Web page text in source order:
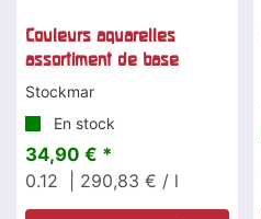
Couleurs aquarelles
assortiment de base
Stockmar
En stock
34,90 € *
0.12
| 290,83 € / l